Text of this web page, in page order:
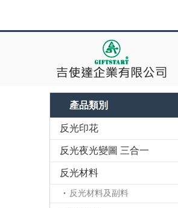
產品類別
反光印花
反光夜光變圖 三合一
反光材料
反光材料及副料